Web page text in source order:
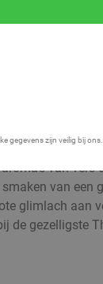
gegevens zijn veilig bij
van
van
glimlach
gezelligste